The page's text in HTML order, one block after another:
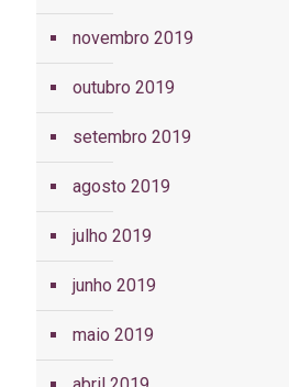
novembro 2019
outubro 2019
setembro 2019
agosto 2019
julho 2019
junho 2019
maio 2019